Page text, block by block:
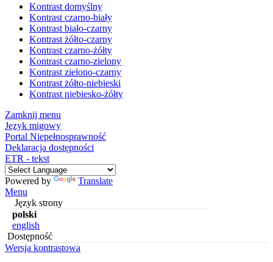
Kontrast domyślny
Kontrast czarno-biały
Kontrast biało-czarny
Kontrast żółto-czarny
Kontrast czarno-żółty
Kontrast czarno-zielony
Kontrast zielono-czarny
Kontrast żółto-niebieski
Kontrast niebiesko-żółty
Zamknij menu
Język migowy
Portal Niepełnosprawność
Deklaracja dostępności
ETR - tekst
Powered by
Translate
Menu
Język strony
polski
english
Dostępność
Wersja kontrastowa